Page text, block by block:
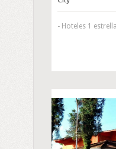
- Hoteles 1